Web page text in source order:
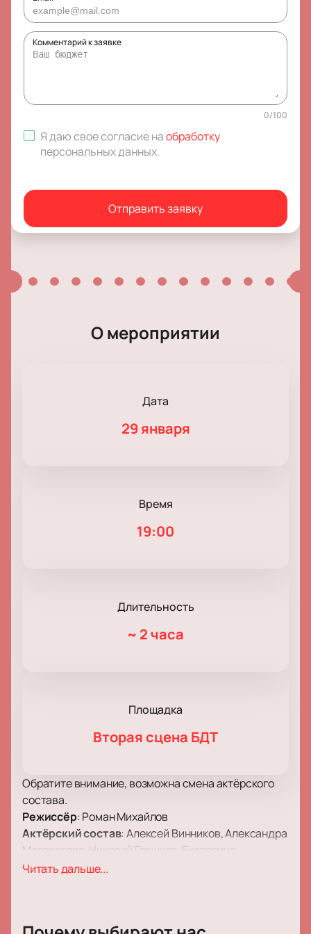
Комментарий к заявке
0/100
Я даю свое согласие наобработку
персональных данных.
Отправить заявку
О мероприятии
Дата
29 января
Время
19:00
Длительность
~ 2 часа
Площадка
Вторая сцена БДТ
Обратите внимание, возможна смена актёрского
состава.
Режиссёр: Роман Михайлов
Актёрский состав: Алексей Винников, Александра
Магелатова, Николай Горшков, Екатерина
Старателева, Анатолий Тишин, Елизавета
Читать дальше...